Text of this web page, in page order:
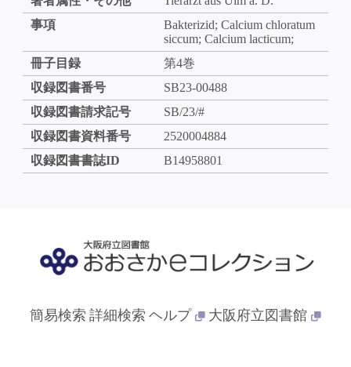
事項
Bakterizid; Calcium chloratum
siccum; Calcium lacticum;
冊子目録
第4巻
収録図書番号
SB23-00488
収録図書請求記号
SB/23/#
収録図書資料番号
2520004884
収録図書書誌ID
B14958801
簡易検索 詳細検索 ヘルプ 大阪府立図書館